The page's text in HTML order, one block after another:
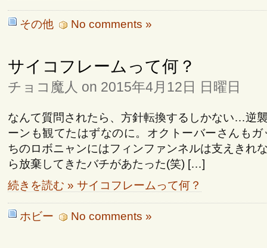
その他 No comments »
サイコフレームって何？
チョコ魔人 on 2015年4月12日 日曜日
なんて質問されたら、方針転換するしかない…逆
ーンも観てたはずなのに。オクトーバーさんも
ちのロボニャンにはフィンファンネルは支えきれ
ら放棄してきたバチがあたった(笑) […]
続きを読む » サイコフレームって何？
ホビー No comments »